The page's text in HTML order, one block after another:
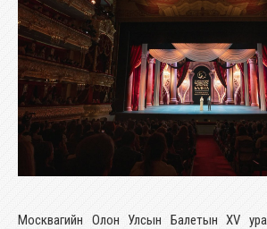
Москвагийн Олон Улсын Балетын XV